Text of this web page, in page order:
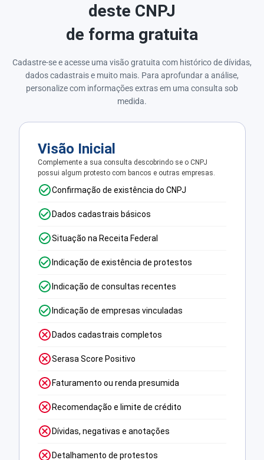
deste CNPJ
de forma gratuita
Cadastre-se e acesse uma visão gratuita com histórico de dívidas,
dados cadastrais e muito mais. Para aprofundar a análise,
personalize com informações extras em uma consulta sob
medida.
Visão Inicial
Complemente a sua consulta descobrindo se o CNPJ
possui algum protesto com bancos e outras empresas.
Confirmação de existência do CNPJ
Dados cadastrais básicos
Situação na Receita Federal
Indicação de existência de protestos
Indicação de consultas recentes
Indicação de empresas vinculadas
Dados cadastrais completos
Serasa Score Positivo
Faturamento ou renda presumida
Recomendação e limite de crédito
Dívidas, negativas e anotações
Detalhamento de protestos